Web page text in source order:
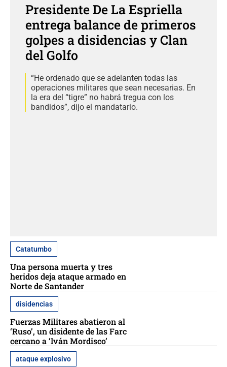
Presidente De La Espriella
entrega balance de primeros
golpes a disidencias y Clan
del Golfo
“He ordenado que se adelanten todas las
operaciones militares que sean necesarias. En
la era del “tigre” no habrá tregua con los
bandidos”, dijo el mandatario.
Catatumbo
Una persona muerta y tres
heridos deja ataque armado en
Norte de Santander
disidencias
Fuerzas Militares abatieron al
‘Ruso’, un disidente de las Farc
cercano a ‘Iván Mordisco’
ataque explosivo